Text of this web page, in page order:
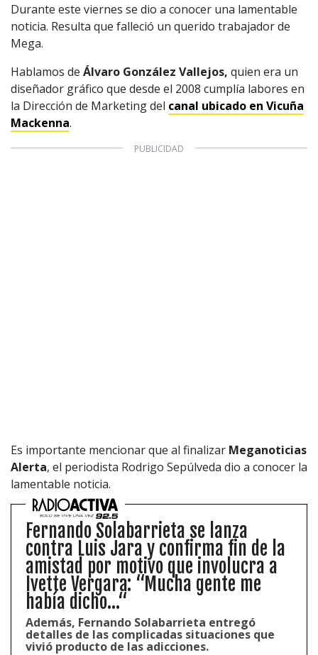
Durante este viernes se dio a conocer una lamentable
noticia. Resulta que falleció un querido trabajador de
Mega.
Hablamos de Álvaro González Vallejos, quien era un
diseñador gráfico que desde el 2008 cumplía labores en
la Dirección de Marketing del canal ubicado en Vicuña
Mackenna.
Es importante mencionar que al finalizar Meganoticias
Alerta, el periodista Rodrigo Sepúlveda dio a conocer la
lamentable noticia.
Fernando Solabarrieta se lanza
contra Luis Jara y confirma fin de la
amistad por motivo que involucra a
Ivette Vergara: “Mucha gente me
había dicho...“
Además, Fernando Solabarrieta entregó
detalles de las complicadas situaciones que
vivió producto de las adicciones.